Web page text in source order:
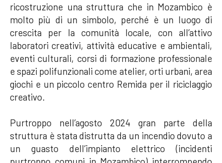
ricostruzione una struttura che in Mozambico è
molto più di un simbolo, perché è un luogo di
crescita per la comunità locale, con all’attivo
laboratori creativi, attività educative e ambientali,
eventi culturali, corsi di formazione professionale
e spazi polifunzionali come atelier, orti urbani, area
giochi e un piccolo centro Remida per il riciclaggio
creativo.
Purtroppo nell’agosto 2024 gran parte della
struttura è stata distrutta da un incendio dovuto a
un guasto dell’impianto elettrico (incidenti